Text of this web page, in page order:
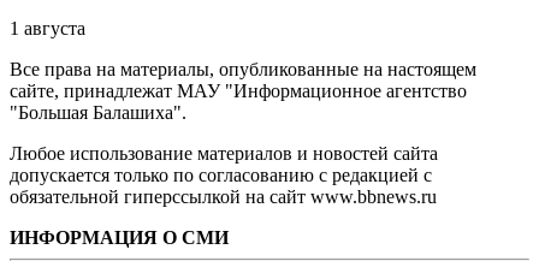
1 августа
Все права на материалы, опубликованные на настоящем
сайте, принадлежат МАУ "Информационное агентство
"Большая Балашиха".
Любое использование материалов и новостей сайта
допускается только по согласованию с редакцией с
обязательной гиперссылкой на сайт www.bbnews.ru
ИНФОРМАЦИЯ О СМИ